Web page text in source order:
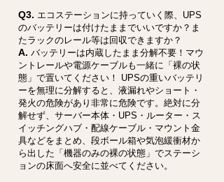
Q3. エコステーションに持っていく際、UPS
のバッテリーは付けたままでいいですか？ま
たラックのレール等は回収できますか？
A. バッテリーは内蔵したまま分解不要！マウ
ントレールや電源ケーブルも一緒に「裸の状
態」で置いてください！ UPSの重いバッテリ
ーを無理に分解すると、液漏れやショート・
発火の危険があり非常に危険です。絶対に分
解せず、サーバー本体・UPS・ルーター・ス
イッチングハブ・配線ケーブル・マウント金
具などをまとめ、段ボール箱や気泡緩衝材か
ら出した「機器のみの裸の状態」でステーシ
ョンの床面へ安全に並べてください。